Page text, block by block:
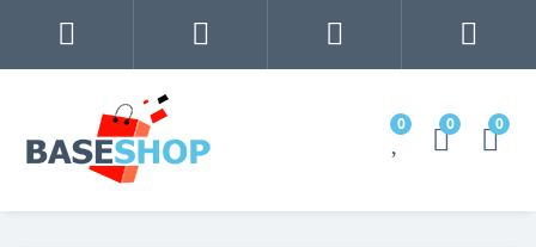
0 0 0